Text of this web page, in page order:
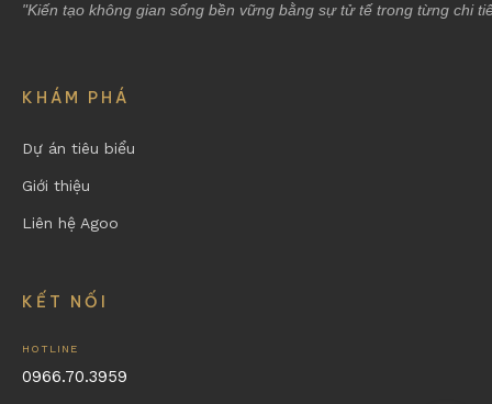
"Kiến tạo không gian sống bền vững bằng sự tử tế trong từng chi
KHÁM PHÁ
Dự án tiêu biểu
Giới thiệu
Liên hệ Agoo
KẾT NỐI
HOTLINE
0966.70.3959